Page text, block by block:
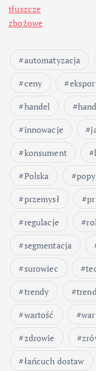
tłuszcze
zbożowe
automatyzacja
ceny
handel
innowacje
konsument
Polska
przemysł
regulacje
segmentacja
surowiec
trendy
wartość
zdrowie
łańcuch dostaw